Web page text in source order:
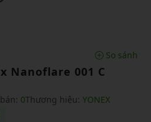
So sánh
Nanoflare 001 C
0Thương hiệu: YONEX